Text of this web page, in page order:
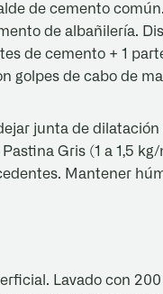
de cemento
de albañilería.
de cemento + 1
golpes de cabo de
junta de
Gris (1 a 1,5
Mantener
Lavado con